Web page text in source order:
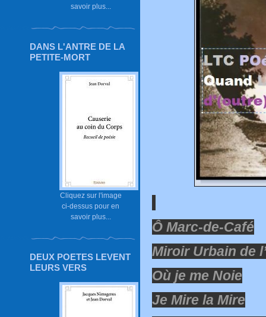
savoir plus...
DANS L'ANTRE DE LA
PETITE-MORT
Cliquez sur l'image
ci-dessus pour en
savoir plus...
DEUX POETES LEVENT
LEURS VERS
Ô Marc-de-Café
Miroir Urbain de
Où je me Noie
Je Mire la Mire